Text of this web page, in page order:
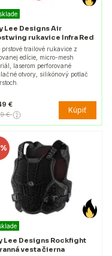
Lee Designs Air
rukavice Infra Red
prstové trailové rukavice z
edície, micro-mesh
laserom perforované
otvory, silikónový potlač
€
€ Kúpiť
Lee Designs Rockfight
vesta čierna